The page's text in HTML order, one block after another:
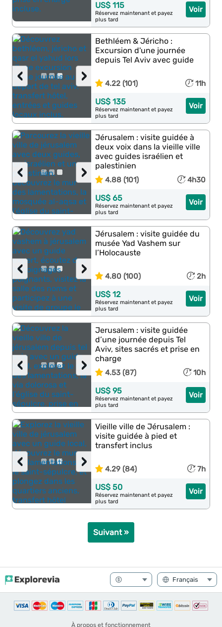
Voir
US$ 115
Réservez maintenant et payez
plus tard
›
‹
Bethléem & Jéricho :
Excursion d'une journée
depuis Tel Aviv avec guide
4.22 (101) 11h
Voir
US$ 135
Réservez maintenant et payez
plus tard
›
‹
Jérusalem : visite guidée à
deux voix dans la vieille ville
avec guides israélien et
palestinien
4.88 (101) 4h30
Voir
US$ 65
Réservez maintenant et payez
plus tard
›
‹
Jérusalem : visite guidée du
musée Yad Vashem sur
l’Holocauste
4.80 (100) 2h
Voir
US$ 12
Réservez maintenant et payez
plus tard
›
‹
Jerusalem : visite guidée
d’une journée depuis Tel
Aviv, sites sacrés et prise en
charge
4.53 (87) 10h
Voir
US$ 95
Réservez maintenant et payez
plus tard
›
‹
Vieille ville de Jérusalem :
visite guidée à pied et
transfert inclus
4.29 (84) 7h
Voir
US$ 50
Réservez maintenant et payez
plus tard
Suivant »
À propos et fonctionnement